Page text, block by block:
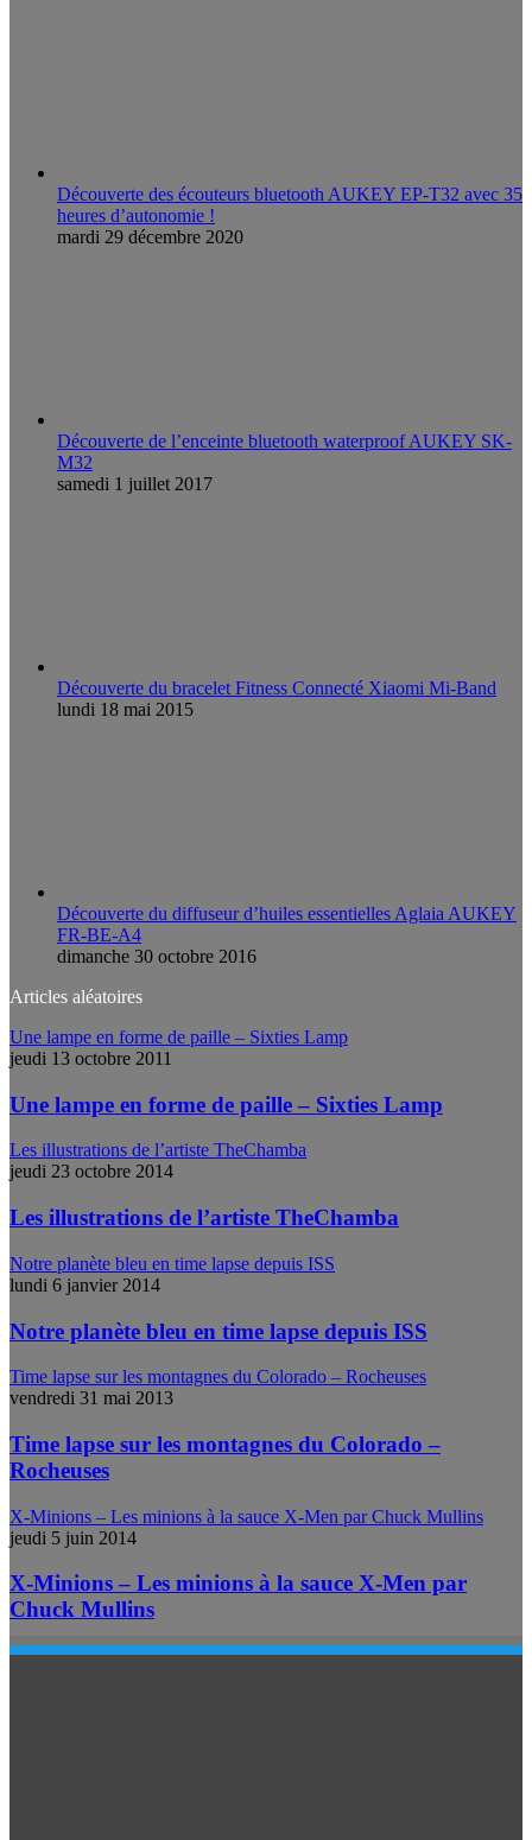
Découverte des écouteurs bluetooth AUKEY EP-T32 avec 35
heures d’autonomie !
mardi 29 décembre 2020
Découverte de l’enceinte bluetooth waterproof AUKEY SK-
M32
samedi 1 juillet 2017
Découverte du bracelet Fitness Connecté Xiaomi Mi-Band
lundi 18 mai 2015
Découverte du diffuseur d’huiles essentielles Aglaia AUKEY
FR-BE-A4
dimanche 30 octobre 2016
Articles aléatoires
Une lampe en forme de paille – Sixties Lamp
jeudi 13 octobre 2011
Une lampe en forme de paille – Sixties Lamp
Les illustrations de l’artiste TheChamba
jeudi 23 octobre 2014
Les illustrations de l’artiste TheChamba
Notre planète bleu en time lapse depuis ISS
lundi 6 janvier 2014
Notre planète bleu en time lapse depuis ISS
Time lapse sur les montagnes du Colorado – Rocheuses
vendredi 31 mai 2013
Time lapse sur les montagnes du Colorado –
Rocheuses
X-Minions – Les minions à la sauce X-Men par Chuck Mullins
jeudi 5 juin 2014
X-Minions – Les minions à la sauce X-Men par
Chuck Mullins